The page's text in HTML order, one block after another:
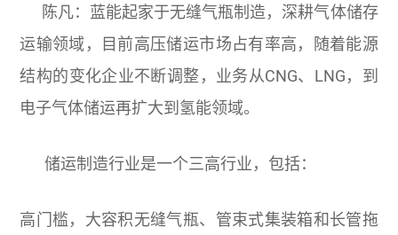
陈凡：蓝能起家于无缝气瓶制造，深耕气体储存
运输领域，目前高压储运市场占有率高，随着能源
结构的变化企业不断调整，业务从CNG、LNG，到
电子气体储运再扩大到氢能领域。
储运制造行业是一个三高行业，包括：
高门槛，大容积无缝气瓶、管束式集装箱和长管拖